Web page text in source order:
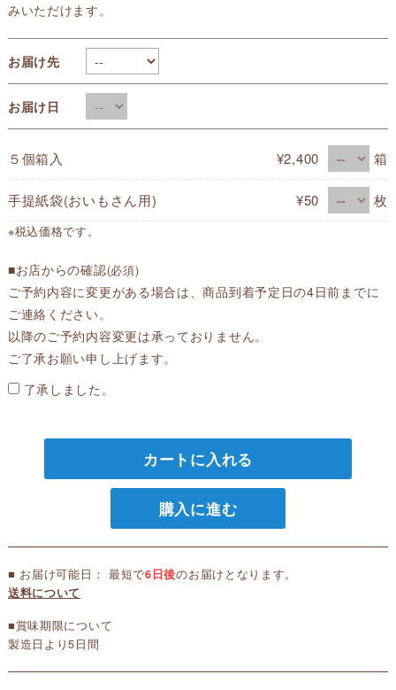
みいただけます。
お届け先
お届け日
５個箱入 ¥2,400 箱
手提紙袋(おいもさん用) ¥50 枚
※税込価格です。
■お店からの確認(必須)
ご予約内容に変更がある場合は、商品到着予定日の4日前までに
ご連絡ください。
以降のご予約内容変更は承っておりません。
ご了承お願い申し上げます。
了承しました。
カートに入れる
購入に進む
■ お届け可能日： 最短で6日後のお届けとなります。
送料について
■賞味期限について
製造日より5日間